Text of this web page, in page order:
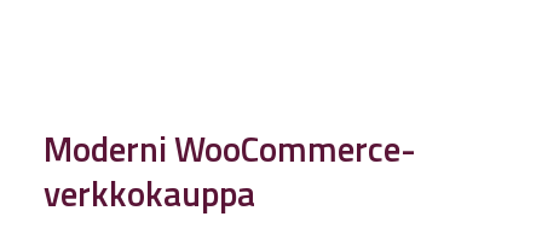
Moderni WooCommerce-
verkkokauppa